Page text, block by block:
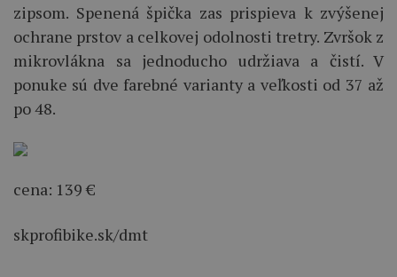
zipsom. Spenená špička zas prispieva k zvýšenej
ochrane prstov a celkovej odolnosti tretry. Zvršok z
mikrovlákna sa jednoducho udržiava a čistí. V
ponuke sú dve farebné varianty a veľkosti od 37 až
po 48.
cena: 139 €
skprofibike.sk/dmt